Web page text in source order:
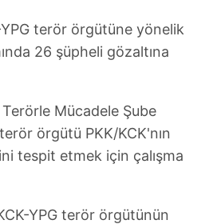
terör örgütüne yönelik
26 şüpheli gözaltına
Mücadele Şube
örgütü PKK/KCK'nın
tespit etmek için çalışma
YPG terör örgütünün